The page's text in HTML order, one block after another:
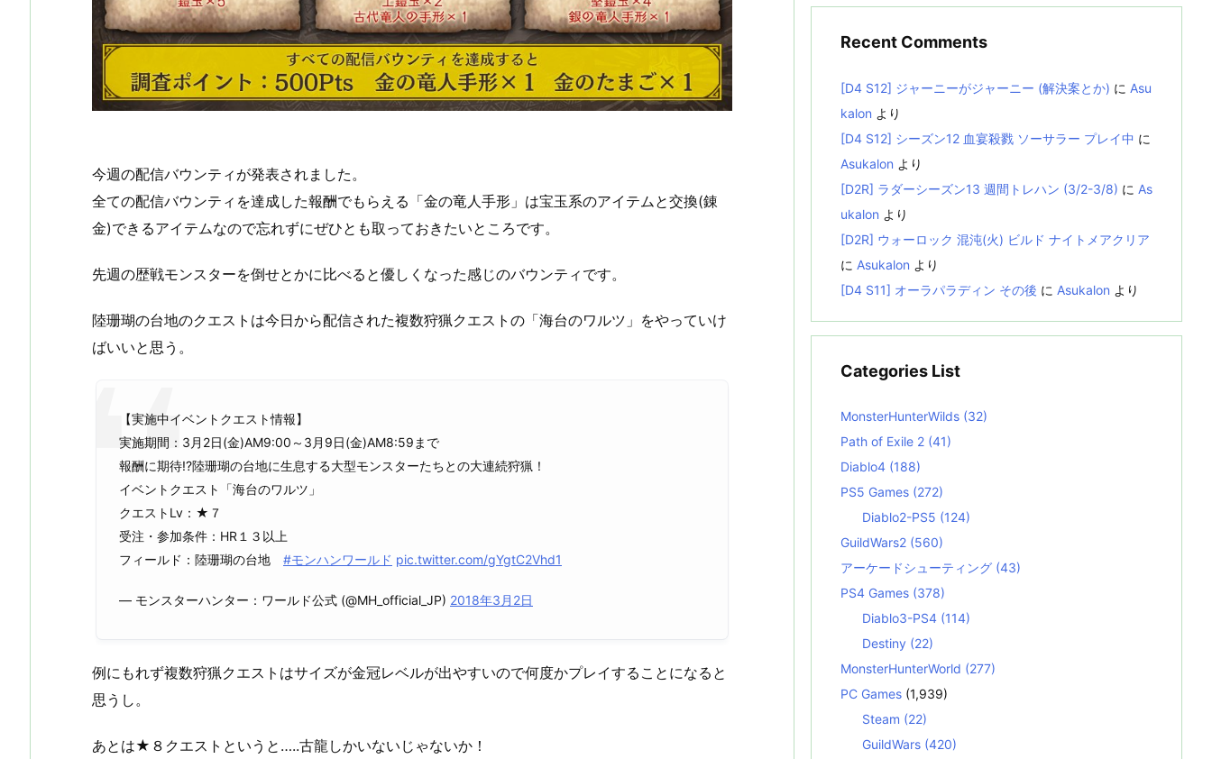
今週の配信バウンティが発表されました。
全ての配信バウンティを達成した報酬でもらえる「金の竜人手形」は宝玉系のアイテムと交換(錬
金)できるアイテムなので忘れずにぜひとも取っておきたいところです。
先週の歴戦モンスターを倒せとかに比べると優しくなった感じのバウンティです。
陸珊瑚の台地のクエストは今日から配信された複数狩猟クエストの「海台のワルツ」をやっていけ
ばいいと思う。
【実施中イベントクエスト情報】
実施期間：3月2日(金)AM9:00～3月9日(金)AM8:59まで
報酬に期待!?陸珊瑚の台地に生息する大型モンスターたちとの大連続狩猟！
イベントクエスト「海台のワルツ」
クエストLv：★７
受注・参加条件：HR１３以上
フィールド：陸珊瑚の台地 #モンハンワールド pic.twitter.com/gYgtC2Vhd1
— モンスターハンター：ワールド公式 (@MH_official_JP) 2018年3月2日
例にもれず複数狩猟クエストはサイズが金冠レベルが出やすいので何度かプレイすることになると
思うし。
あとは★８クエストというと…..古龍しかいないじゃないか！
Recent Comments
[D4 S12] ジャーニーがジャーニー (解決案とか) に Asu
kalon より
[D4 S12] シーズン12 血宴殺戮 ソーサラー プレイ中 に
Asukalon より
[D2R] ラダーシーズン13 週間トレハン (3/2-3/8) に As
ukalon より
[D2R] ウォーロック 混沌(火) ビルド ナイトメアクリア
に Asukalon より
[D4 S11] オーラパラディン その後 に Asukalon より
Categories List
MonsterHunterWilds (32)
Path of Exile 2 (41)
Diablo4 (188)
PS5 Games (272)
Diablo2-PS5 (124)
GuildWars2 (560)
アーケードシューティング (43)
PS4 Games (378)
Diablo3-PS4 (114)
Destiny (22)
MonsterHunterWorld (277)
PC Games (1,939)
Steam (22)
GuildWars (420)